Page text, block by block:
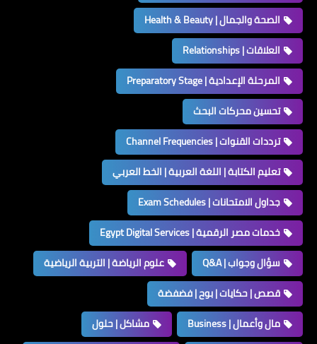
الصحة والجمال | Health & Beauty
العلاقات | Relationships
المرحلة الإعدادية | Preparatory Stage
تحسين محركات البحث
ترددات القنوات | Channel Frequencies
تعليم الكتابة | اللغة العربية | الخط العربي
جداول الامتحانات | Exam Schedules
خدمات مصر الرقمية | Egypt Digital Services
سؤال وجواب | Q&A
علوم الرياضة | التربية الرياضية
قصص | حكايات | بوح | فضفضة
مال وأعمال | Business
مشاكل | حلول